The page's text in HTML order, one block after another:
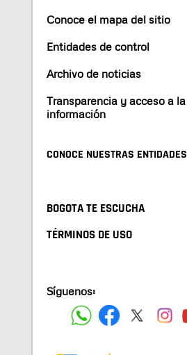
Conoce el mapa del sitio
Entidades de control
Archivo de noticias
Transparencia y acceso a la
información
CONOCE NUESTRAS ENTIDADES
BOGOTA TE ESCUCHA
TÉRMINOS DE USO
Síguenos: